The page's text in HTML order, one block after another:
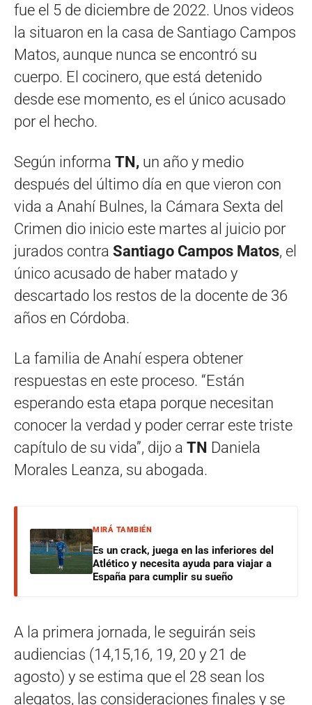
fue el 5 de diciembre de 2022. Unos videos
la situaron en la casa de Santiago Campos
Matos, aunque nunca se encontró su
cuerpo. El cocinero, que está detenido
desde ese momento, es el único acusado
por el hecho.
Según informa TN, un año y medio
después del último día en que vieron con
vida a Anahí Bulnes, la Cámara Sexta del
Crimen dio inicio este martes al juicio por
jurados contra Santiago Campos Matos, el
único acusado de haber matado y
descartado los restos de la docente de 36
años en Córdoba.
La familia de Anahí espera obtener
respuestas en este proceso. “Están
esperando esta etapa porque necesitan
conocer la verdad y poder cerrar este triste
capítulo de su vida”, dijo a TN Daniela
Morales Leanza, su abogada.
MIRÁ TAMBIÉN
Es un crack, juega en las inferiores del
Atlético y necesita ayuda para viajar a
España para cumplir su sueño
A la primera jornada, le seguirán seis
audiencias (14,15,16, 19, 20 y 21 de
agosto) y se estima que el 28 sean los
alegatos, las consideraciones finales y se